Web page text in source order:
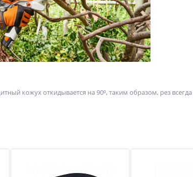
кожух откидывается на 90⁰, таким образом, рез